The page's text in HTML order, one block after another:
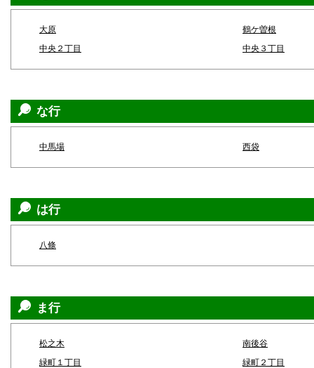
大原
鶴ケ曽根
中央２丁目
中央３丁目
な行
中馬場 西袋
は行
八條
ま行
松之木
南後谷
緑町１丁目
緑町２丁目